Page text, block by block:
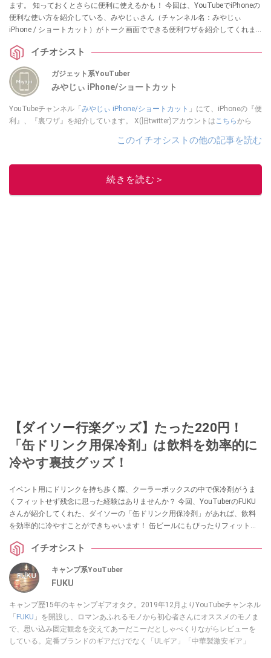
ます。 知っておくとさらに便利に使えるかも！ 今回は、YouTubeでiPhoneの
便利な使い方を紹介している、みやじぃさん（チャンネル名：みやじぃ
iPhone / ショートカット）がトーク画面でできる便利ワザを紹介してくれま
イチオシスト
ガジェット系YouTuber
みやじぃ iPhone/ショートカット
YouTubeチャンネル「 みやじぃ iPhone/ショートカット 」にて、iPhoneの『便
利』、『裏ワザ』を紹介しています。 X(旧twitter)アカウントはこちらから
このイチオシストの他の記事を読む
続きを読む＞
【ダイソー行楽グッズ】たった220円！
「缶ドリンク用保冷剤」は飲料を効率的に
冷やす裏技グッズ！
イベント用にドリンクを持ち歩く際、クーラーボックスの中で保冷剤がうま
くフィットせず残念に思った経験はありませんか？ 今回、YouTuberのFUKU
さんが紹介してくれた、ダイソーの「缶ドリンク用保冷剤」があれば、飲料
を効率的に冷やすことができちゃいます！ 缶ビールにもぴったりフィットす
イチオシスト
キャンプ系YouTuber
FUKU
キャンプ歴15年のキャンプギアオタク。2019年12月よりYouTubeチャンネル
「 FUKU 」を開設し、ロマンあふれるモノから初心者さんにオススメのモノま
で、思い込み固定観念を交えてあーだこーだとしゃべくりながらレビューを
している。定番ブランドのギアだけでなく「ULギア」「中華製激安ギア」